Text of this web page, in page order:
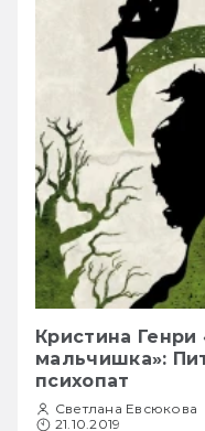
Кристина
мальчишка»:
психопат
Светлана Евсюкова
21.10.2019